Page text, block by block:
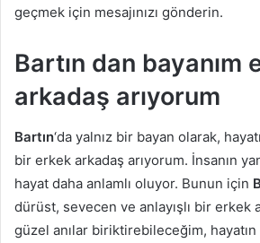
geçmek için mesajınızı gönderin.
Bartın dan bayanım
arkadaş arıyorum
Bartın‘da yalnız bir bayan olarak,
bir erkek arkadaş arıyorum. İnsanın
hayat daha anlamlı oluyor. Bunun için
dürüst, sevecen ve anlayışlı bir erkek
güzel anılar biriktirebileceğim,